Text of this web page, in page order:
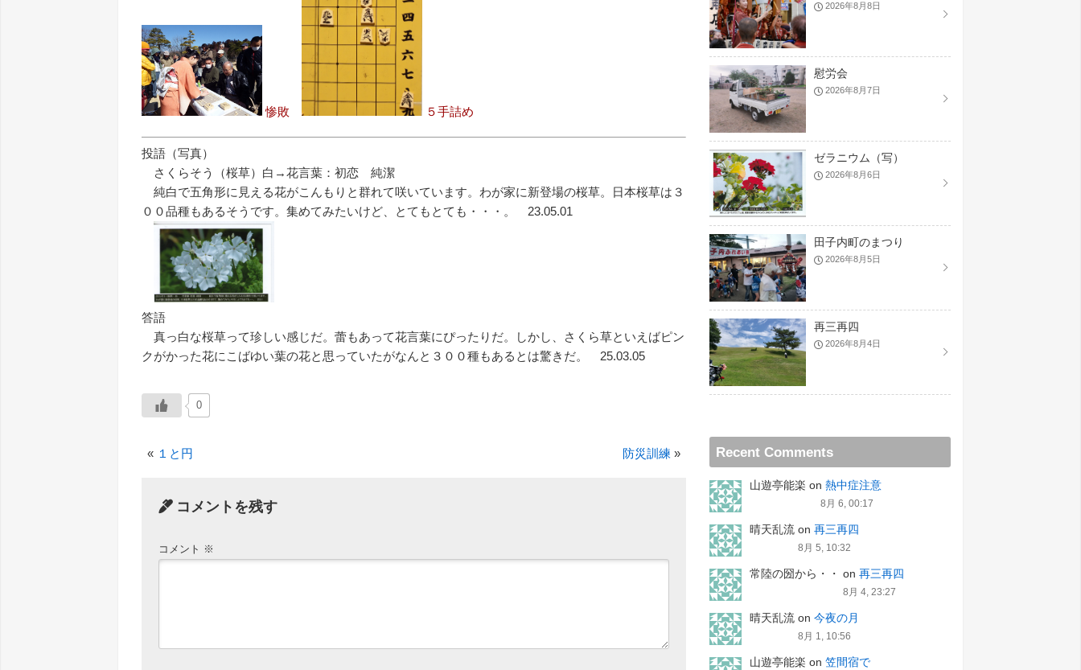
惨敗 ５手詰め
投語（写真）
さくらそう（桜草）白→花言葉：初恋 純潔
純白で五角形に見える花がこんもりと群れて咲いています。わが家に新登場の桜草。日本桜草は３
００品種もあるそうです。集めてみたいけど、とてもとても・・・。 23.05.01
答語
真っ白な桜草って珍しい感じだ。蕾もあって花言葉にぴったりだ。しかし、さくら草といえばピン
クがかった花にこばゆい葉の花と思っていたがなんと３００種もあるとは驚きだ。 25.03.05
0
« １と円 防災訓練 »
コメントを残す
コメント ※
2026年8月8日
慰労会
2026年8月7日
ゼラニウム（写）
2026年8月6日
田子内町のまつり
2026年8月5日
再三再四
2026年8月4日
Recent Comments
山遊亭能楽 on 熱中症注意
8月 6, 00:17
晴天乱流 on 再三再四
8月 5, 10:32
常陸の圀から・・ on 再三再四
8月 4, 23:27
晴天乱流 on 今夜の月
8月 1, 10:56
山遊亭能楽 on 笠間宿で